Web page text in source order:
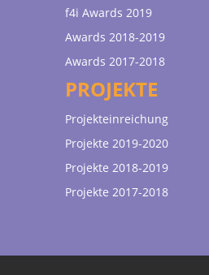
f4i Awards 2019
Awards 2018-2019
Awards 2017-2018
PROJEKTE
Projekteinreichung
Projekte 2019-2020
Projekte 2018-2019
Projekte 2017-2018